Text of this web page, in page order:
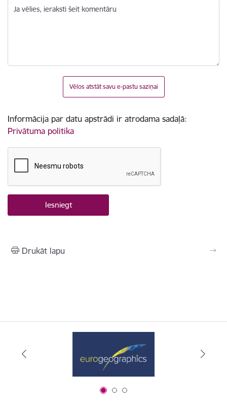
Ja vēlies, ieraksti šeit komentāru
Vēlos atstāt savu e-pastu saziņai
Informācija par datu apstrādi ir atrodama sadaļā:
Privātuma politika
Drukāt lapu